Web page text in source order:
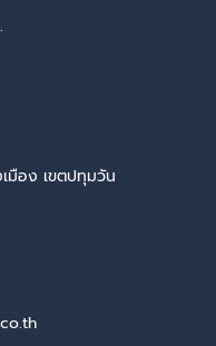
มือง เขตปทุมวัน